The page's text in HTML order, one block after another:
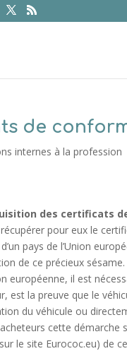
de
internes à la profession
des certificats
pour eux le
pays de l’Union
de ce précieux
européenne, il est
est la preuve que le
du véhicule ou
cette
le site Eurococ.eu) de